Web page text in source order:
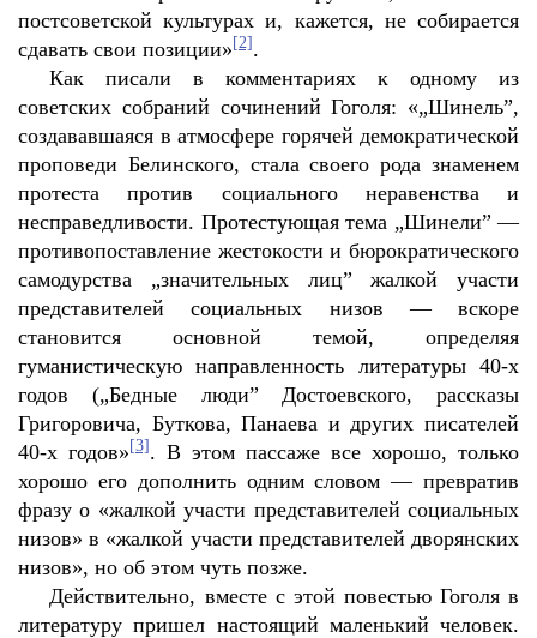
постсоветской культурах и, кажется, не собирается
сдавать свои позиции» [2] .
Как писали в комментариях к одному из
советских собраний сочинений Гоголя: «„Шинель”,
создававшаяся в атмосфере горячей демократической
проповеди Белинского, стала своего рода знаменем
протеста против социального неравенства и
несправедливости. Протестующая тема „Шинели” —
противопоставление жестокости и бюрократического
самодурства „значительных лиц” жалкой участи
представителей социальных низов — вскоре
становится основной темой, определяя
гуманистическую направленность литературы 40-х
годов („Бедные люди” Достоевского, рассказы
Григоровича, Буткова, Панаева и других писателей
40-х годов» [3] . В этом пассаже все хорошо, только
хорошо его дополнить одним словом — превратив
фразу о «жалкой участи представителей социальных
низов» в «жалкой участи представителей дворянских
низов», но об этом чуть позже.
Действительно, вместе с этой повестью Гоголя в
литературу пришел настоящий маленький человек.